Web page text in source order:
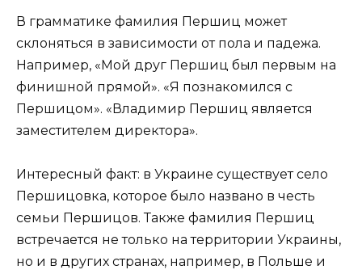
В грамматике фамилия Першиц может
склоняться в зависимости от пола и падежа.
Например, «Мой друг Першиц был первым на
финишной прямой». «Я познакомился с
Першицом». «Владимир Першиц является
заместителем директора».
Интересный факт: в Украине существует село
Першицовка, которое было названо в честь
семьи Першицов. Также фамилия Першиц
встречается не только на территории Украины,
но и в других странах, например, в Польше и